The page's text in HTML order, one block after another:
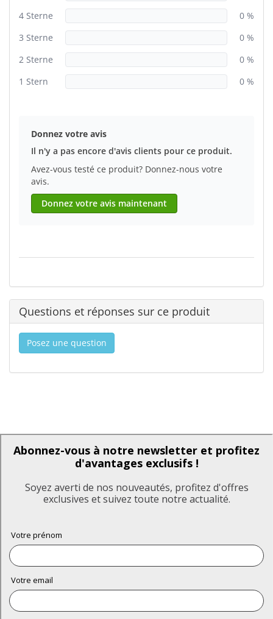
4 Sterne
0 %
3 Sterne
0 %
2 Sterne
0 %
1 Stern
0 %
Donnez votre avis
Il n'y a pas encore d'avis clients pour ce produit.
Avez-vous testé ce produit? Donnez-nous votre
avis.
Donnez votre avis maintenant
Questions et réponses sur ce produit
Posez une question